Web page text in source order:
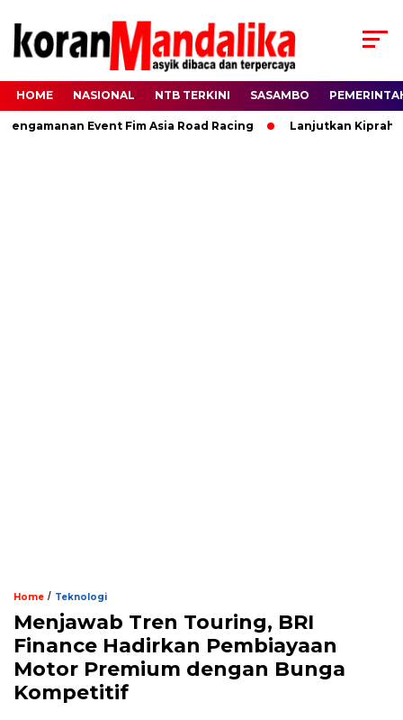
HOME NASIONAL NTB TERKINI SASAMBO
Event Fim Asia Road Racing Lanjutkan Kiprah HBK,
Home / Teknologi
Menjawab Tren Touring, BRI
Finance Hadirkan Pembiayaan
Motor Premium dengan Bunga
Kompetitif